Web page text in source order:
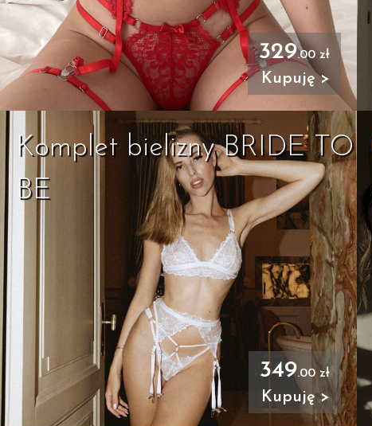
329.00 zł
Kupuję >
Komplet bielizny BRIDE TO
BE
349.00 zł
Kupuję >